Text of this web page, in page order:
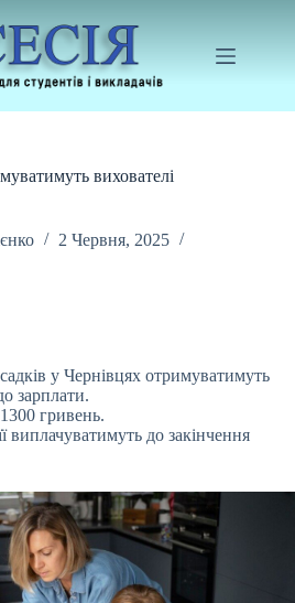
вихователі
2 Червня, 2025
у Чернівцях отримуватимуть
зарплати.
гривень.
виплачуватимуть до закінчення